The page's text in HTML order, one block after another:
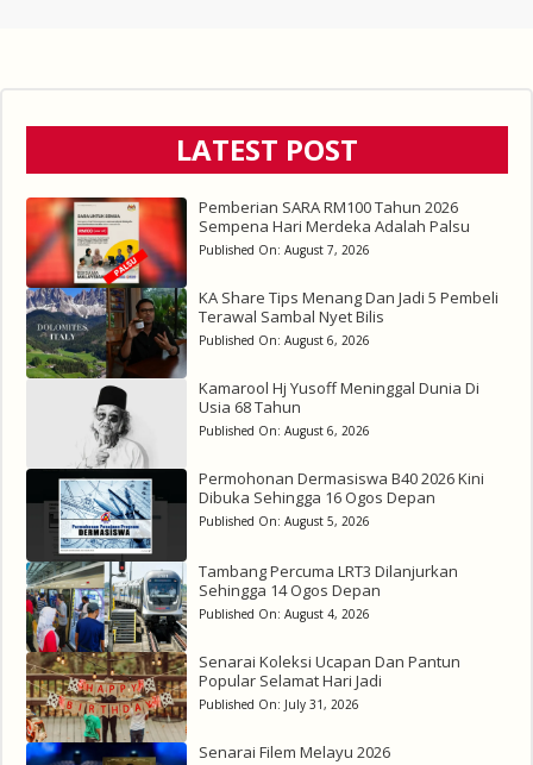
LATEST POST
Pemberian SARA RM100 Tahun 2026
Sempena Hari Merdeka Adalah Palsu
Published On: August 7, 2026
KA Share Tips Menang Dan Jadi 5 Pembeli
Terawal Sambal Nyet Bilis
Published On: August 6, 2026
Kamarool Hj Yusoff Meninggal Dunia Di
Usia 68 Tahun
Published On: August 6, 2026
Permohonan Dermasiswa B40 2026 Kini
Dibuka Sehingga 16 Ogos Depan
Published On: August 5, 2026
Tambang Percuma LRT3 Dilanjurkan
Sehingga 14 Ogos Depan
Published On: August 4, 2026
Senarai Koleksi Ucapan Dan Pantun
Popular Selamat Hari Jadi
Published On: July 31, 2026
Senarai Filem Melayu 2026